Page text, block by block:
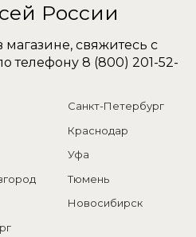
России
магазине, свяжитесь с
телефону 8 (800) 201-52-
Санкт-Петербург
Краснодар
Уфа
Тюмень
Новосибирск